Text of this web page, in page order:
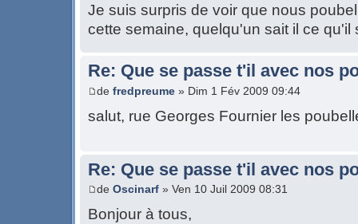
Je suis surpris de voir que nous
cette semaine, quelqu'un sait il ce qu'il
Re: Que se passe t'il avec nos
de fredpreume » Dim 1 Fév 2009 09:44
salut, rue Georges Fournier les
Re: Que se passe t'il avec nos
de Oscinarf » Ven 10 Juil 2009 08:31
Bonjour à tous,